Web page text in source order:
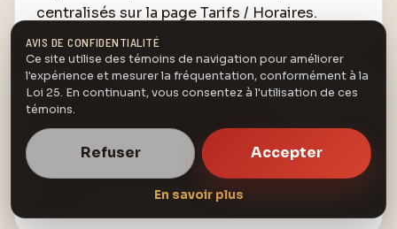
centralisés sur la page Tarifs / Horaires.
FRÉQUENCE
COURS CHAQUE SEMAINE
Horaire réparti entre Drummondville, Bon-
Conseil et Acton-Vale selon le groupe
AVIS DE CONFIDENTIALITÉ
Ce site utilise des témoins de navigation pour améliorer
l'expérience et mesurer la fréquentation, conformément à la
Loi 25. En continuant, vous consentez à l'utilisation de ces
témoins.
En savoir plus
Refuser Accepter